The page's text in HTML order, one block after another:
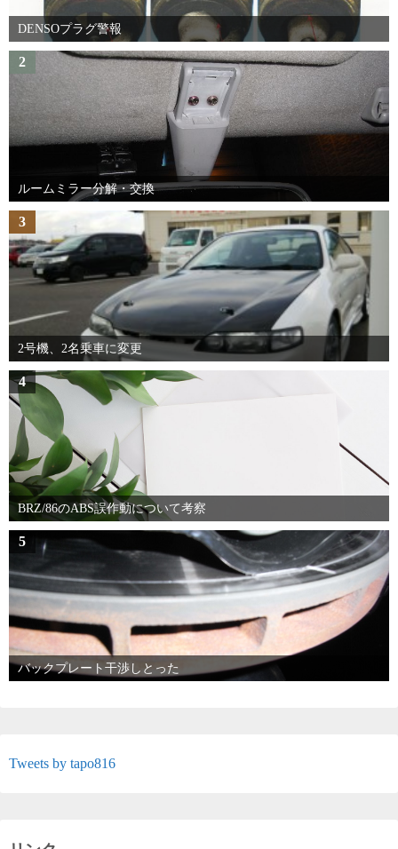
DENSOプラグ警報
2
ルームミラー分解・交換
3
2号機、2名乗車に変更
4
BRZ/86のABS誤作動について考察
5
バックプレート干渉しとった
Tweets by tapo816